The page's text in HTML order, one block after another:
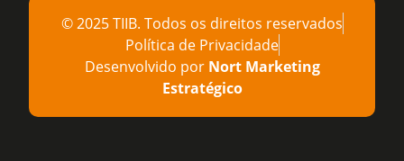
© 2025 TIIB. Todos os direitos reservados
Política de Privacidade
Desenvolvido por Nort Marketing
Estratégico